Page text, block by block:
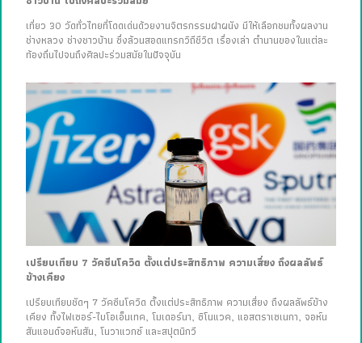
เที่ยว 30 วัดทั่วไทยที่โดดเด่นด้วยงานจิตรกรรมฝาผนัง มีให้เลือกชมทั้งผลงาน
ช่างหลวง ช่างชาวบ้าน ซึ่งล้วนสอดแทรกวิถีชีวิต เรื่องเล่า ตำนานของในแต่ละ
ท้องถิ่นไปจนถึงศิลปะร่วมสมัยในปัจจุบัน
เปรียบเทียบ 7 วัคซีนโควิด ตั้งแต่ประสิทธิภาพ ความเสี่ยง ถึงผลลัพธ์
ข้างเคียง
เปรียบเทียบชัดๆ 7 วัคซีนโควิด ตั้งแต่ประสิทธิภาพ ความเสี่ยง ถึงผลลัพธ์ข้าง
เคียง ทั้งไฟเซอร์-ไบโอเอ็นเทค, โมเดอร์นา, ซิโนแวค, แอสตราเซเนกา, จอห์น
สันแอนด์จอห์นสัน, โนวาแวกซ์ และสปุตนิกวี